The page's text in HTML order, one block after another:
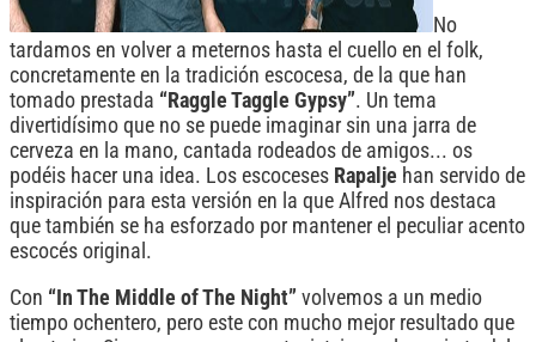
No
tardamos en volver a meternos hasta el cuello en el folk,
concretamente en la tradición escocesa, de la que han
tomado prestada “Raggle Taggle Gypsy”. Un tema
divertidísimo que no se puede imaginar sin una jarra de
cerveza en la mano, cantada rodeados de amigos... os
podéis hacer una idea. Los escoceses Rapalje han servido de
inspiración para esta versión en la que Alfred nos destaca
que también se ha esforzado por mantener el peculiar acento
escocés original.
Con “In The Middle of The Night” volvemos a un medio
tiempo ochentero, pero este con mucho mejor resultado que